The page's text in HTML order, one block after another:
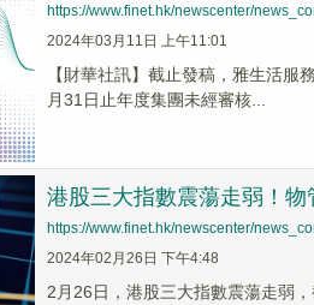
https://www.finet.hk/newscenter/
2024年03月11日 上午11:01
【財華社訊】截止發稿，雅生活
月31日止年度集團未經審核...
港股三大指數震蕩走弱！
https://www.finet.hk/newscenter/
2024年02月26日 下午4:48
2月26日，港股三大指數震蕩走弱